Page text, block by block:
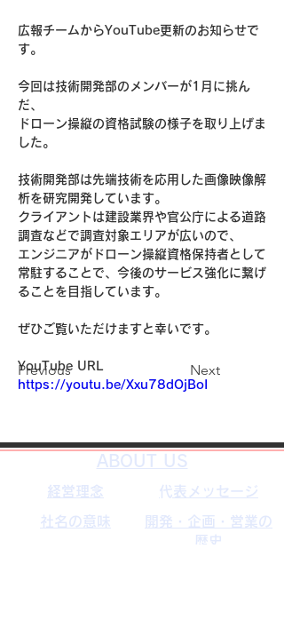
Previous Next
広報チームからYouTube更新のお知らせで
す。
今回は技術開発部のメンバーが1月に挑ん
だ、
ドローン操縦の資格試験の様子を取り上げま
した。
技術開発部は先端技術を応用した画像映像解
析を研究開発しています。
クライアントは建設業界や官公庁による道路
調査などで調査対象エリアが広いので、
エンジニアがドローン操縦資格保持者として
常駐することで、今後のサービス強化に繋げ
ることを目指しています。
ぜひご覧いただけますと幸いです。
YouTube URL
https://youtu.be/Xxu78dOjBoI
​ABOUT US
経営理念 ​代表メッセージ
社名の意味
開発・企画・営業の
歴史